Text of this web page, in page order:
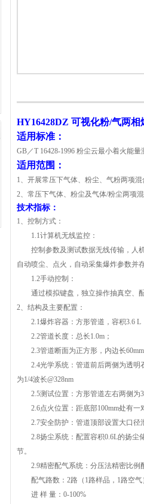
HY16428DZ 可视化粉/气两相
适用标准：
GB／T 16428-1996 粉尘云最小着火能量
适用范围：
1、开展常压下气体、粉尘、气粉两项混
2、常压下气体、粉尘及气体/粉尘两项
技术指标：
1、控制方式：
1.1计算机无线监控：
控制参数及测试数据无线传输，人
自动喷尘、点火，自动采集爆炸参数并
1.2手动控制：
通过模拟键盘，独立操作抽真空、
2、结构及主要配置：
2.1爆炸容器：方形管道，容积3.6 L
2.2管道长度：总长1.0m；
2.3管道断面为正方形，内边长60mm
2.4光学系统：管道前后两侧为透明
为1/4波长@328nm
2.5测试位置：方形管道左右两侧为
2.6点火位置：距底部100mm处有一
2.7安全防护：管道顶部设置大口径
2.8扬尘系统：配置容积0.6L的扬尘
节。
2.9精密配气系统：分压法精密比例
配气路数：2路（1路样品，1路空气
进 样 量：0-100%